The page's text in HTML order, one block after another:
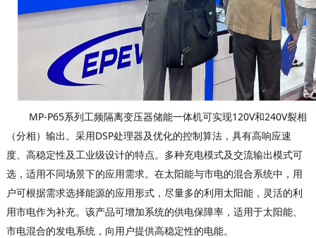
MP-P65系列工频隔离变压器储能一体机可实现120V和240V裂相
（分相）输出。 采用DSP处理器及优化的控制算法，具有高响应速
度、高稳定性及工业级设计的特点。 多种充电模式及交流输出模式可
选，适用不同场景下的应用需求。 在太阳能与市电的混合系统中，用
户可根据需求选择能源的应用形式，尽量多的利用太阳能，灵活的利
用市电作为补充。 该产品可增加系统的供电保障率，适用于太阳能、
市电混合的发电系统，向用户提供高稳定性的电能。